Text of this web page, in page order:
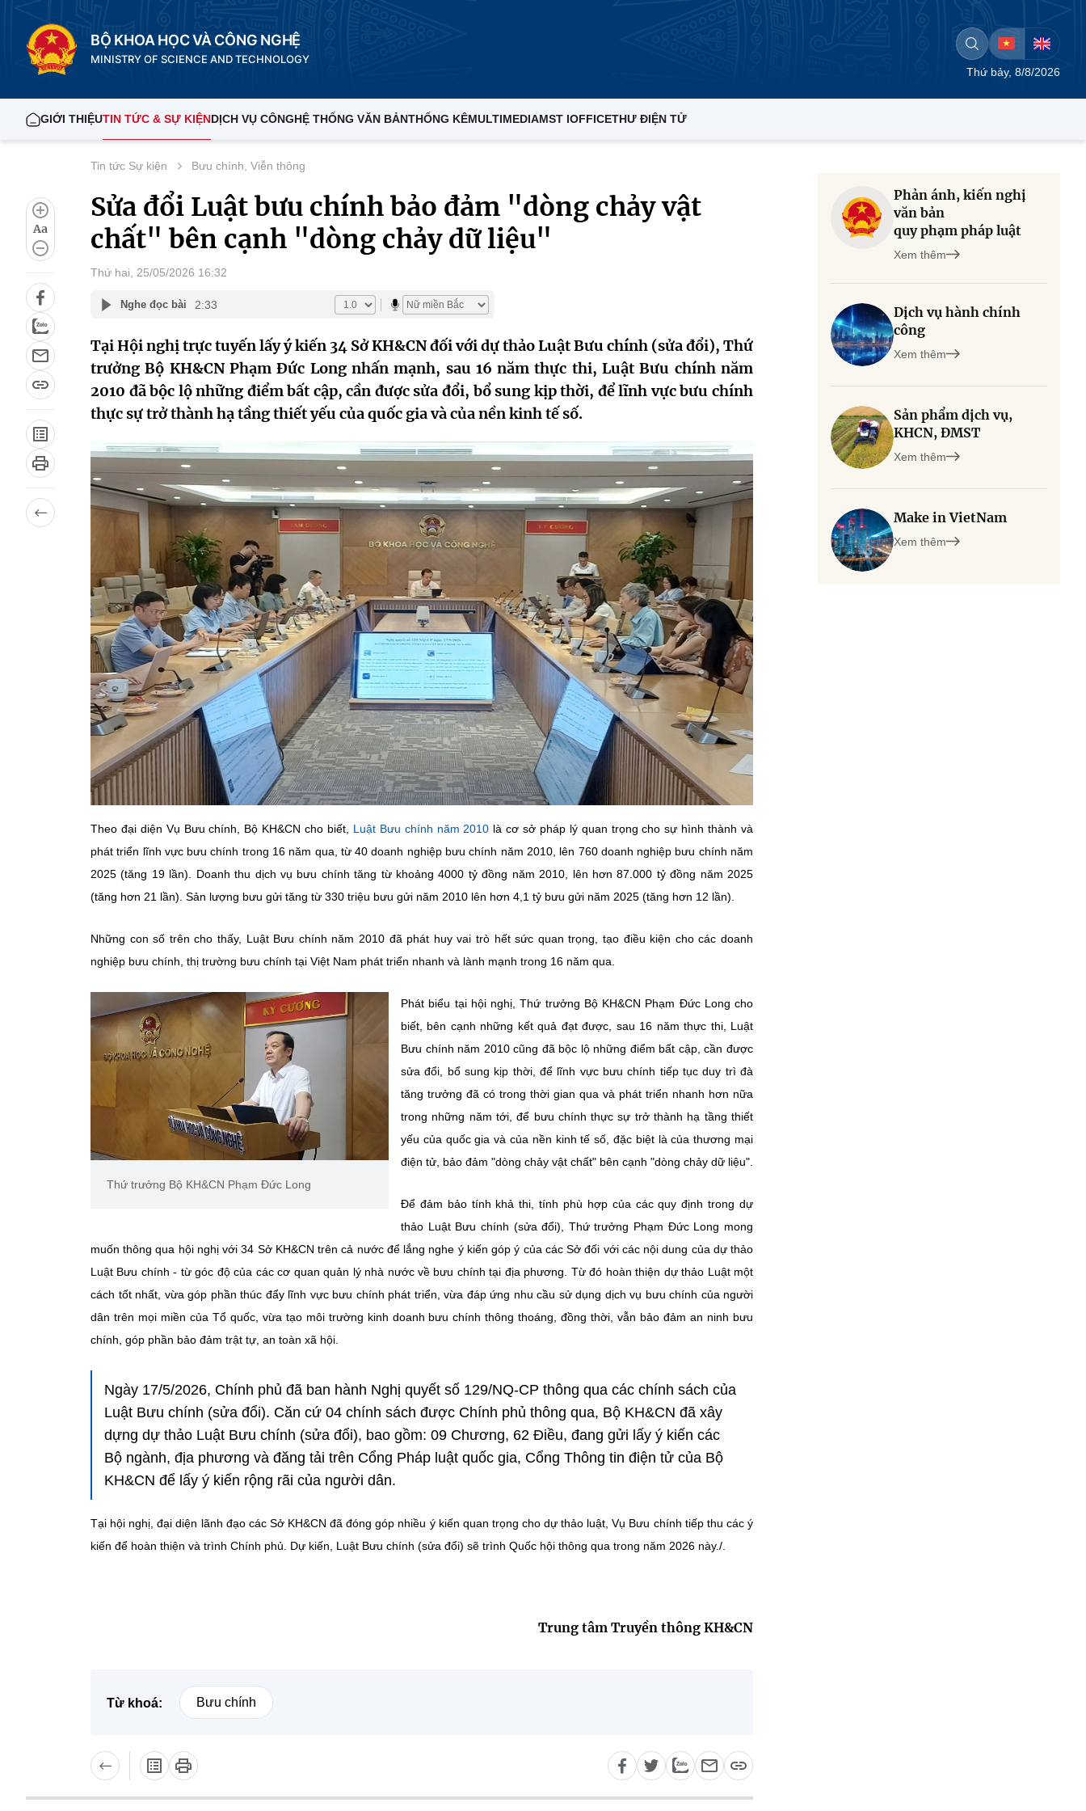
BỘ KHOA HỌC VÀ CÔNG NGHỆ
MINISTRY OF SCIENCE AND TECHNOLOGY
Thứ bảy, 8/8/2026
GIỚI THIỆUTIN TỨC & SỰ KIỆNDỊCH VỤ CÔNGHỆ THỐNG VĂN BẢNTHỐNG KÊMULTIMEDIAMST IOFFICETHƯ ĐIỆN TỬ
Aa
Tin tức Sự kiện Bưu chính, Viễn thông
Sửa đổi Luật bưu chính bảo đảm "dòng chảy vật
chất" bên cạnh "dòng chảy dữ liệu"
Thứ hai, 25/05/2026 16:32
Nghe đọc bài 2:33
Tại Hội nghị trực tuyến lấy ý kiến 34 Sở KH&CN đối với dự thảo Luật Bưu chính (sửa đổi), Thứ
trưởng Bộ KH&CN Phạm Đức Long nhấn mạnh, sau 16 năm thực thi, Luật Bưu chính năm
2010 đã bộc lộ những điểm bất cập, cần được sửa đổi, bổ sung kịp thời, để lĩnh vực bưu chính
thực sự trở thành hạ tầng thiết yếu của quốc gia và của nền kinh tế số.
Theo đại diện Vụ Bưu chính, Bộ KH&CN cho biết, Luật Bưu chính năm 2010 là cơ sở pháp lý quan trọng cho sự hình thành và
phát triển lĩnh vực bưu chính trong 16 năm qua, từ 40 doanh nghiệp bưu chính năm 2010, lên 760 doanh nghiệp bưu chính năm
2025 (tăng 19 lần). Doanh thu dịch vụ bưu chính tăng từ khoảng 4000 tỷ đồng năm 2010, lên hơn 87.000 tỷ đồng năm 2025
(tăng hơn 21 lần). Sản lượng bưu gửi tăng từ 330 triệu bưu gửi năm 2010 lên hơn 4,1 tỷ bưu gửi năm 2025 (tăng hơn 12 lần).
Những con số trên cho thấy, Luật Bưu chính năm 2010 đã phát huy vai trò hết sức quan trọng, tạo điều kiện cho các doanh
nghiệp bưu chính, thị trường bưu chính tại Việt Nam phát triển nhanh và lành mạnh trong 16 năm qua.
Thứ trưởng Bộ KH&CN Phạm Đức Long
Phát biểu tại hội nghị, Thứ trưởng Bộ KH&CN Phạm Đức Long cho
biết, bên cạnh những kết quả đạt được, sau 16 năm thực thi, Luật
Bưu chính năm 2010 cũng đã bộc lộ những điểm bất cập, cần được
sửa đổi, bổ sung kịp thời, để lĩnh vực bưu chính tiếp tục duy trì đà
tăng trưởng đã có trong thời gian qua và phát triển nhanh hơn nữa
trong những năm tới, để bưu chính thực sự trở thành hạ tầng thiết
yếu của quốc gia và của nền kinh tế số, đặc biệt là của thương mại
điện tử, bảo đảm "dòng chảy vật chất" bên cạnh "dòng chảy dữ liệu".
Để đảm bảo tính khả thi, tính phù hợp của các quy định trong dự
thảo Luật Bưu chính (sửa đổi), Thứ trưởng Phạm Đức Long mong
muốn thông qua hội nghị với 34 Sở KH&CN trên cả nước để lắng nghe ý kiến góp ý của các Sở đối với các nội dung của dự thảo
Luật Bưu chính - từ góc độ của các cơ quan quản lý nhà nước về bưu chính tại địa phương. Từ đó hoàn thiện dự thảo Luật một
cách tốt nhất, vừa góp phần thúc đẩy lĩnh vực bưu chính phát triển, vừa đáp ứng nhu cầu sử dụng dịch vụ bưu chính của người
dân trên mọi miền của Tổ quốc, vừa tạo môi trường kinh doanh bưu chính thông thoáng, đồng thời, vẫn bảo đảm an ninh bưu
chính, góp phần bảo đảm trật tự, an toàn xã hội.
Ngày 17/5/2026, Chính phủ đã ban hành Nghị quyết số 129/NQ-CP thông qua các chính sách của
Luật Bưu chính (sửa đổi). Căn cứ 04 chính sách được Chính phủ thông qua, Bộ KH&CN đã xây
dựng dự thảo Luật Bưu chính (sửa đổi), bao gồm: 09 Chương, 62 Điều, đang gửi lấy ý kiến các
Bộ ngành, địa phương và đăng tải trên Cổng Pháp luật quốc gia, Cổng Thông tin điện tử của Bộ
KH&CN để lấy ý kiến rộng rãi của người dân.
Tại hội nghị, đại diện lãnh đạo các Sở KH&CN đã đóng góp nhiều ý kiến quan trọng cho dự thảo luật, Vụ Bưu chính tiếp thu các ý
kiến để hoàn thiện và trình Chính phủ. Dự kiến, Luật Bưu chính (sửa đổi) sẽ trình Quốc hội thông qua trong năm 2026 này./.
Trung tâm Truyền thông KH&CN
Từ khoá: Bưu chính
Phản ánh, kiến nghị
văn bản
quy phạm pháp luật
Xem thêm
Dịch vụ hành chính
công
Xem thêm
Sản phẩm dịch vụ,
KHCN, ĐMST
Xem thêm
Make in VietNam
Xem thêm